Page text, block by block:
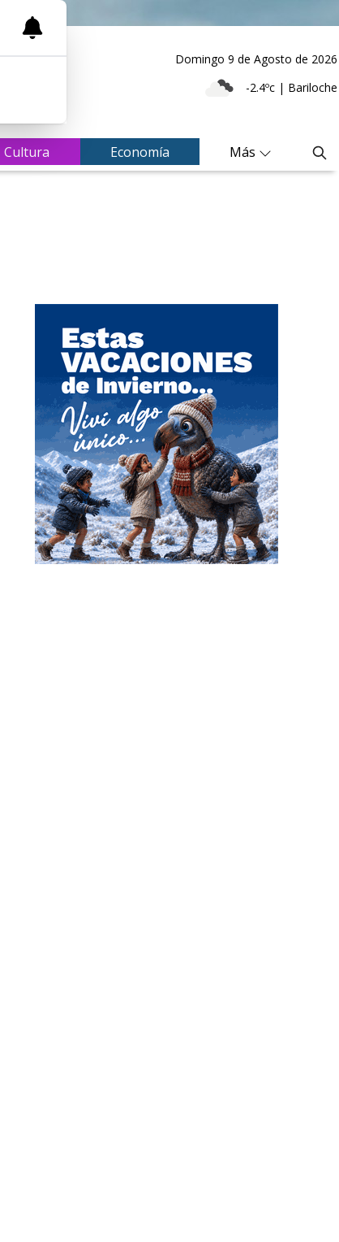
Domingo 9 de Agosto de 2026
-2.4ºc | Bariloche
Cultura Economía Más